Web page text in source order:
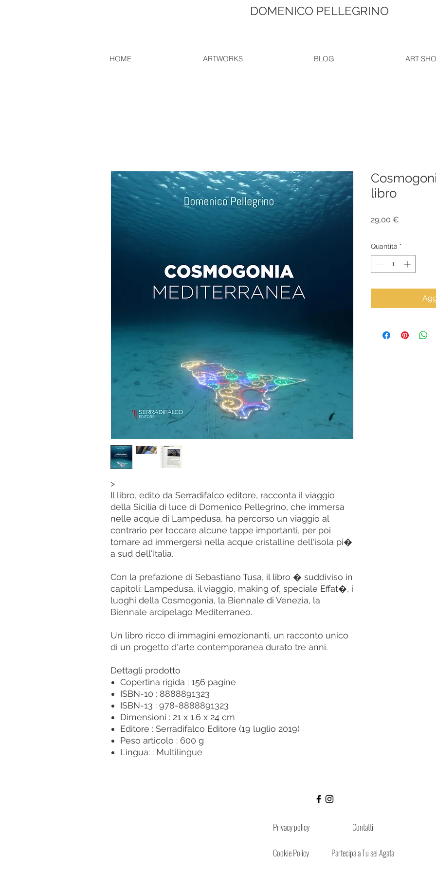
DOMENICO PELLEGRINO
HOME ARTWORKS BLOG ART
>
Il libro, edito da Serradifalco editore, racconta il viaggio
della Sicilia di luce di Domenico Pellegrino, che immersa
nelle acque di Lampedusa, ha percorso un viaggio al
contrario per toccare alcune tappe importanti, per poi
tornare ad immergersi nella acque cristalline dell'isola pi�
a sud dell'Italia.
Con la prefazione di Sebastiano Tusa, il libro � suddiviso in
capitoli: Lampedusa, il viaggio, making of, speciale Effat�, i
luoghi della Cosmogonia, la Biennale di Venezia, la
Biennale arcipelago Mediterraneo.
Un libro ricco di immagini emozionanti, un racconto unico
di un progetto d'arte contemporanea durato tre anni.
Dettagli prodotto
Copertina rigida : 156 pagine
ISBN-10 : 8888891323
ISBN-13 : 978-8888891323
Dimensioni : 21 x 1.6 x 24 cm
Editore : Serradifalco Editore (19 luglio 2019)
Peso articolo : 600 g
Lingua: : Multilingue
libro
29,00 €
Quantità *
Privacy policy Contatti
Cookie Policy Partecipa a Tu sei Agata